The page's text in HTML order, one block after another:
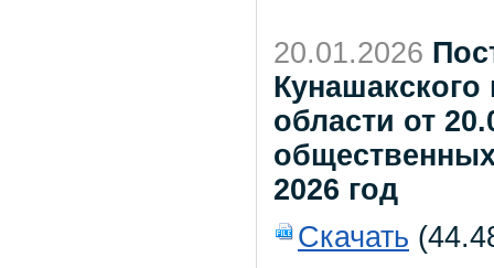
20.01.2026
области от
2026 год
Скачать